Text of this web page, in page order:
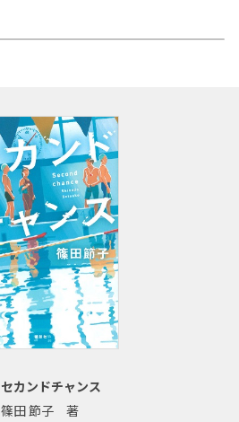
セカンドチャンス
篠田 節子 著